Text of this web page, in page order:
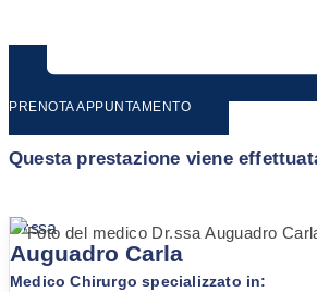
PRENOTA APPUNTAMENTO
Questa prestazione viene
Dr.ssa
Auguadro Carla
Medico Chirurgo specializzato in: